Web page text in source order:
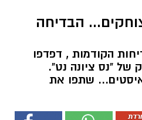
הבדיחה
הקודמות , דפדפו
של "נס ציונה נט".
שתפו את